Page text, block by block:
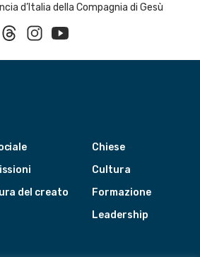
d’Italia della Compagnia di Gesù
ThreadsInstagramYoutube
del creato
Chiese
Cultura
Formazione
Leadership